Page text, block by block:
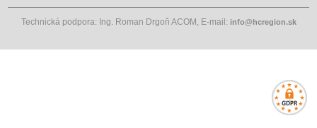
Kapusta,
Kel,
Technická podpora: Ing. Roman Drgoň ACOM, E-mail: info@hcregion.sk